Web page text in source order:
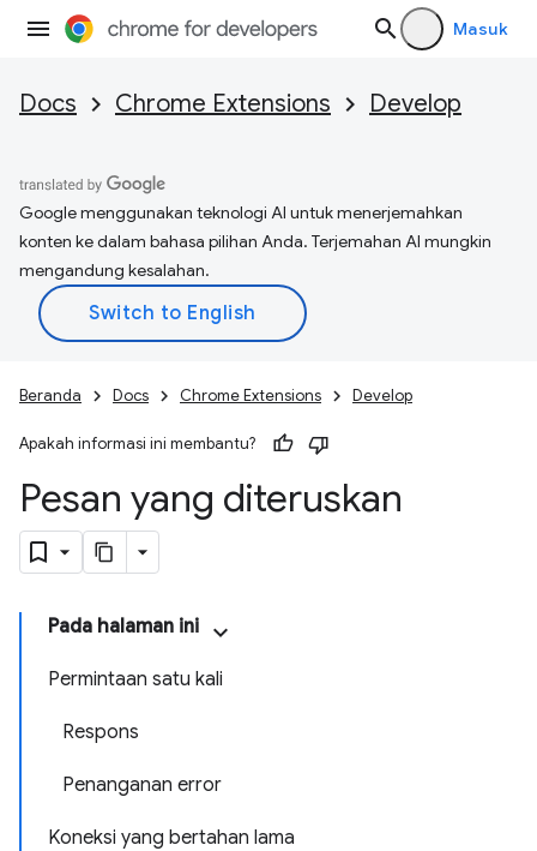
Masuk
Docs Chrome Extensions Develop
Google menggunakan teknologi AI untuk menerjemahkan
konten ke dalam bahasa pilihan Anda. Terjemahan AI mungkin
mengandung kesalahan.
Beranda Docs Chrome Extensions Develop
Apakah informasi ini membantu?
Pesan yang diteruskan
Pada halaman ini
Permintaan satu kali
Respons
Penanganan error
Koneksi yang bertahan lama